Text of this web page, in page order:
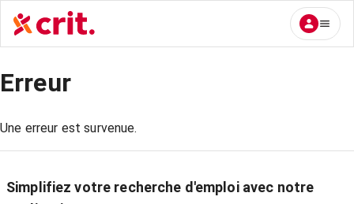
Erreur
Une erreur est survenue.
Simplifiez votre recherche d'emploi avec notre